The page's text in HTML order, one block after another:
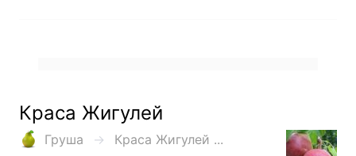
Краса Жигулей
Груша
Краса Жигулей ...